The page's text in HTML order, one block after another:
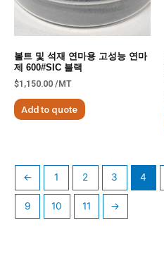
볼트 및 석재 연마용 고성능 연마
제 600#SIC 블랙
$1,150.00 /MT
Add to quote
← 1 2 3 4
9 10 11 →